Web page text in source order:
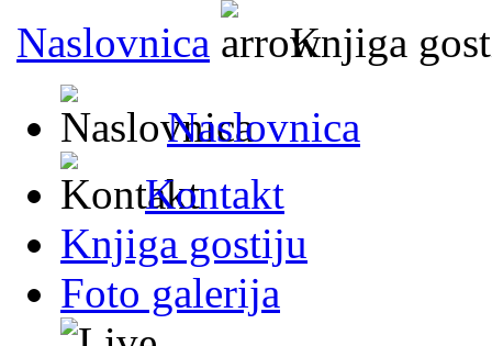
Naslovnica
Knjiga
Naslovnica
Kontakt
Knjiga gostiju
Foto galerija